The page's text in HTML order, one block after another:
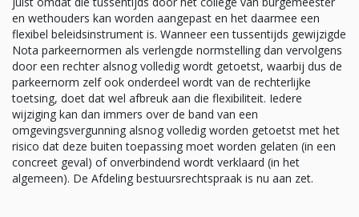
en wethouders kan worden aangepast en het daarmee een
flexibel beleidsinstrument is. Wanneer een tussentijds gewijzigde
Nota parkeernormen als verlengde normstelling dan vervolgens
door een rechter alsnog volledig wordt getoetst, waarbij dus de
parkeernorm zelf ook onderdeel wordt van de rechterlijke
toetsing, doet dat wel afbreuk aan die flexibiliteit. Iedere
wijziging kan dan immers over de band van een
omgevingsvergunning alsnog volledig worden getoetst met het
risico dat deze buiten toepassing moet worden gelaten (in een
concreet geval) of onverbindend wordt verklaard (in het
algemeen). De Afdeling bestuursrechtspraak is nu aan zet.